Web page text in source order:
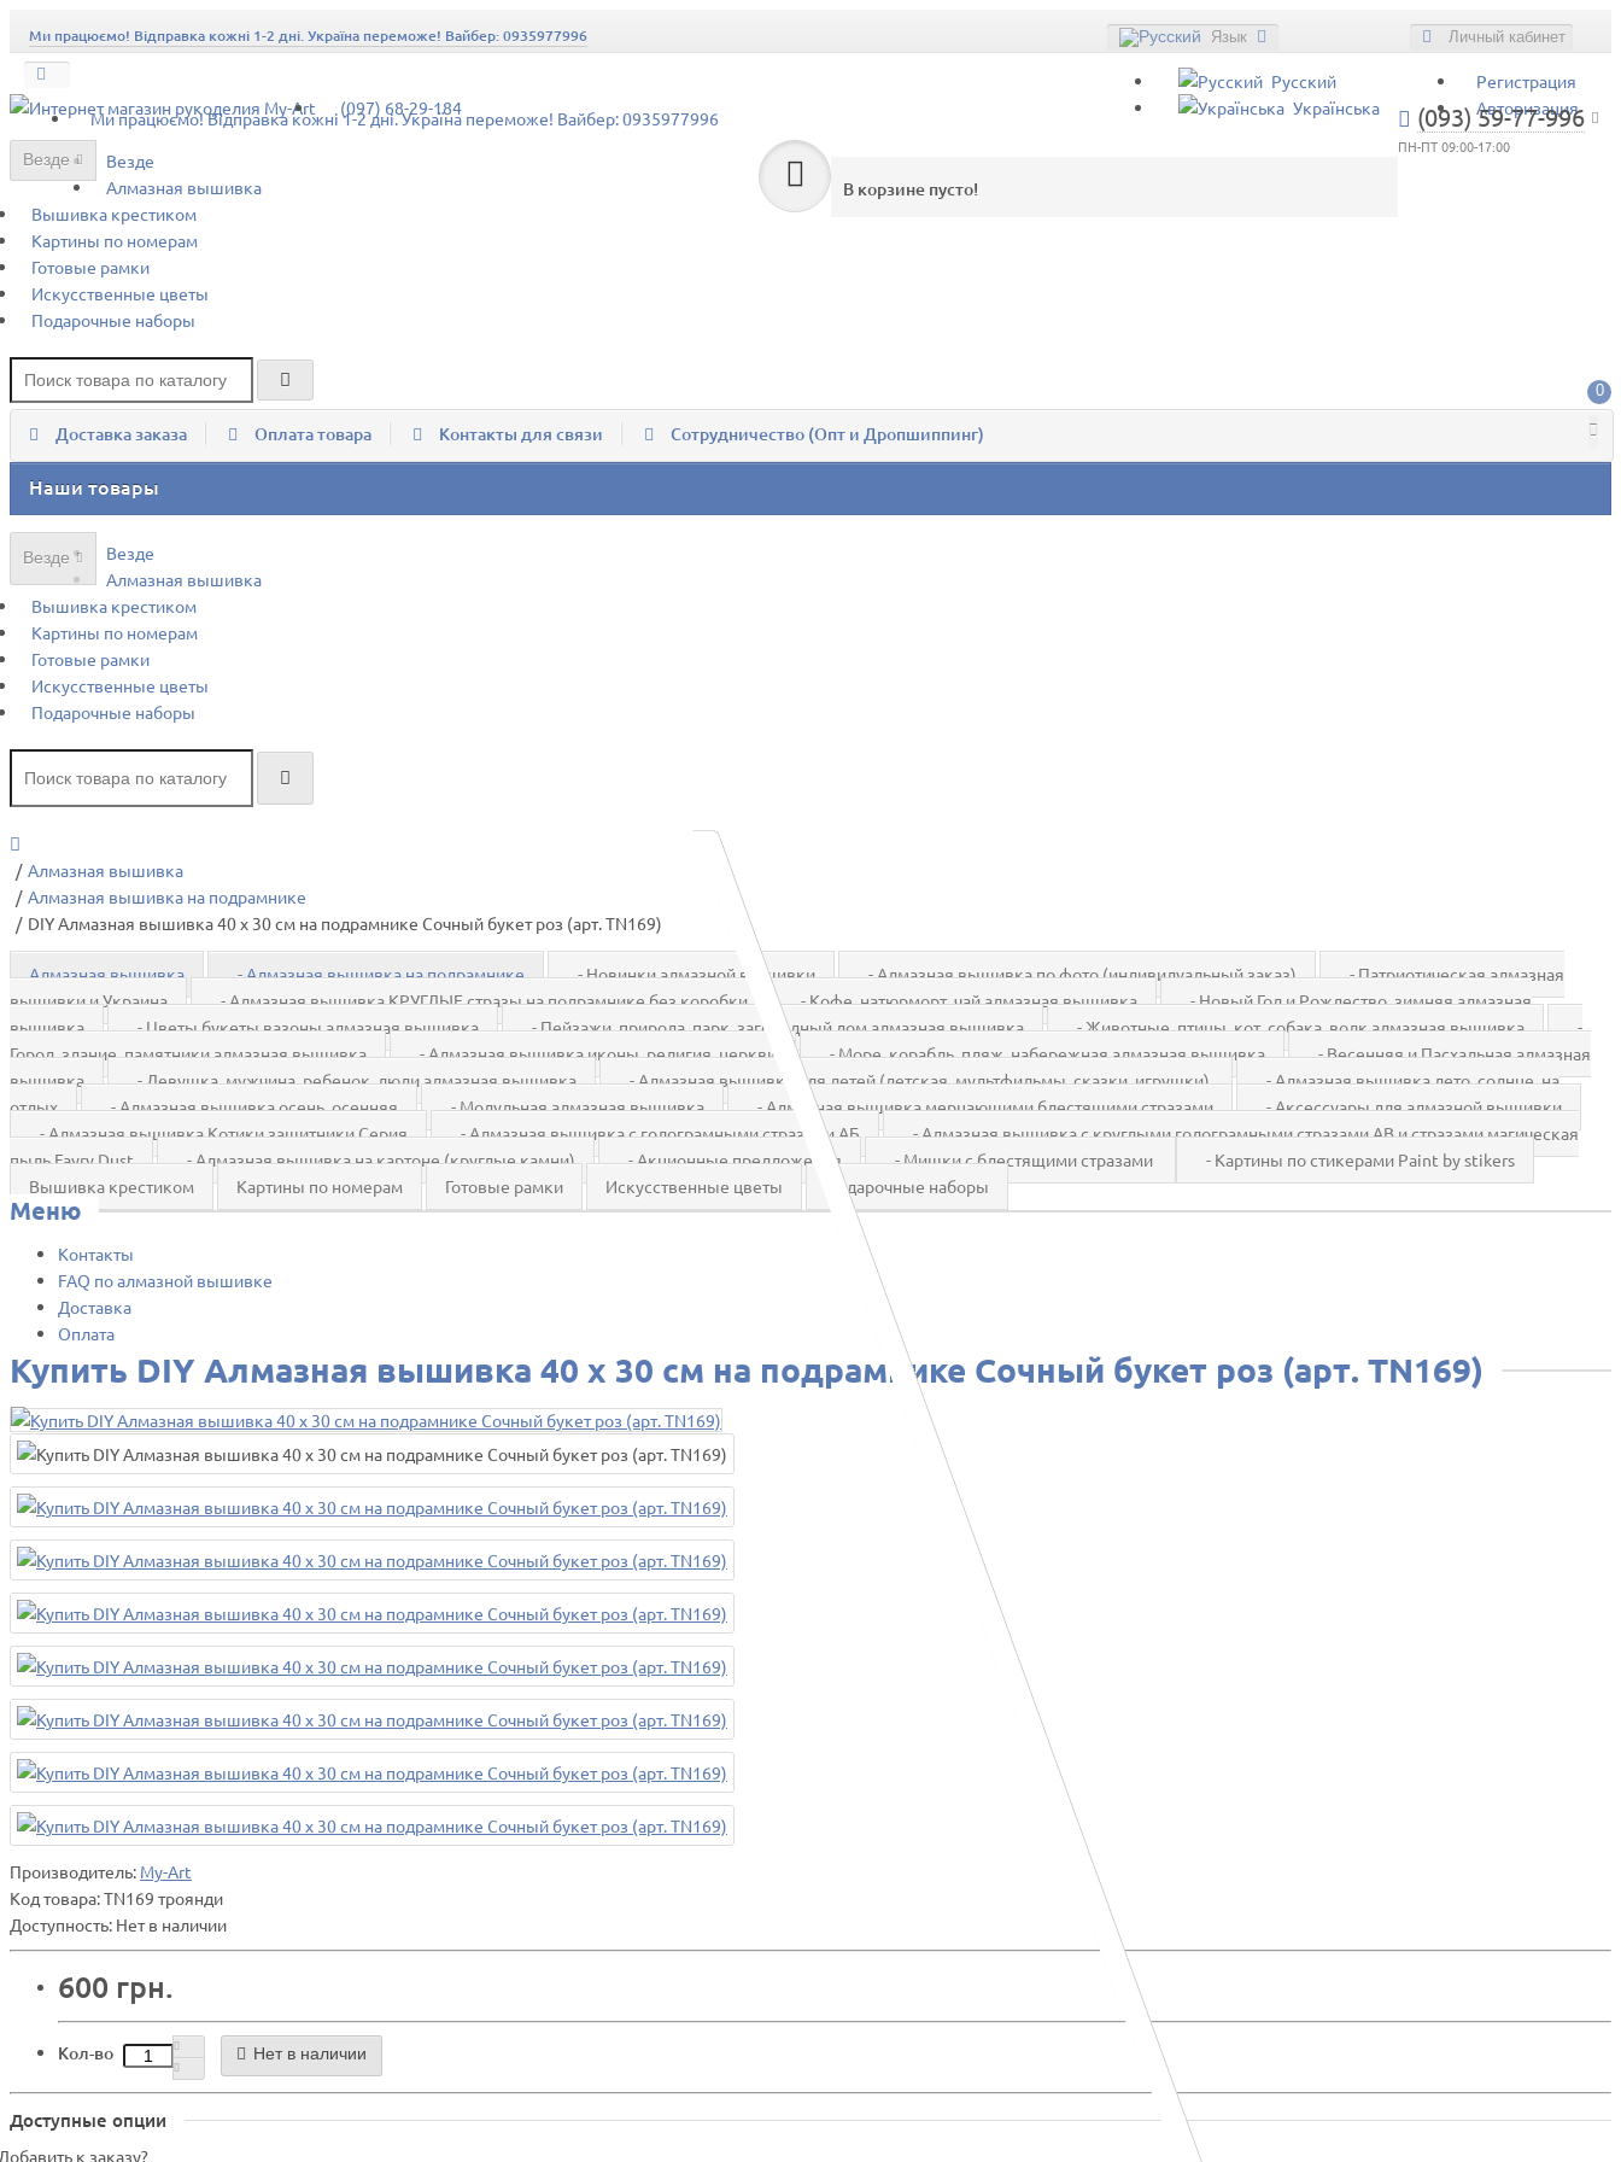
Личный кабинет
Регистрация
Авторизация
Язык
Русский
Українська
Ми працюємо! Відправка кожні 1-2 дні. Україна переможе! Вайбер: 0935977996
Ми працюємо! Відправка кожні 1-2 дні. Україна переможе! Вайбер: 0935977996 (093) 59-77-996
ПН-ПТ 09:00-17:00
(097) 68-29-184
0
В корзине пусто!
Везде
Везде
Алмазная вышивка
Вышивка крестиком
Картины по номерам
Готовые рамки
Искусственные цветы
Подарочные наборы
Доставка заказа Оплата товара Контакты для связи Сотрудничество (Опт и Дропшиппинг)
Наши товары
Везде
Везде
Алмазная вышивка
Вышивка крестиком
Картины по номерам
Готовые рамки
Искусственные цветы
Подарочные наборы
Алмазная вышивка
Алмазная вышивка на подрамнике
DIY Алмазная вышивка 40 х 30 см на подрамнике Сочный букет роз (арт. TN169)
Алмазная вышивка - Алмазная вышивка на подрамнике - Новинки алмазной вышивки - Алмазная вышивка по фото (индивидуальный заказ)
- Патриотическая алмазная
вышивки и Украина
- Алмазная вышивка КРУГЛЫЕ стразы на подрамнике без коробки - Кофе, натюрморт, чай алмазная вышивка
- Новый Год и Рождество, зимняя алмазная
вышивка
- Цветы букеты вазоны алмазная вышивка - Пейзажи, природа, парк, загородный дом алмазная вышивка - Животные, птицы, кот, собака, волк алмазная вышивка
-
Город, здание, памятники алмазная вышивка
- Алмазная вышивка иконы, религия, церкви - Море, корабль, пляж, набережная алмазная вышивка
- Весенняя и Пасхальная алмазная
вышивка
- Девушка, мужчина, ребенок, люди алмазная вышивка - Алмазная вышивка для детей (детская, мультфильмы, сказки, игрушки).
- Алмазная вышивка лето, солнце, на
отдых
- Алмазная вышивка осень, осенняя - Модульная алмазная вышивка - Алмазная вышивка мерцающими блестящими стразами
- Аксессуары для алмазной вышивки
- Алмазная вышивка Котики защитники Серия
- Алмазная вышивка с голограмными стразами АБ
- Алмазная вышивка с круглыми голограмными стразами AB и стразами магическая
пыль Fayry Dust
- Алмазная вышивка на картоне (круглые камни) - Акционные предложения - Мишки с блестящими стразами
- Картины по стикерами Paint by stikers
Вышивка крестиком
Картины по номерам Готовые рамки Искусственные цветы Подарочные наборы
Меню
Контакты
FAQ по алмазной вышивке
Доставка
Оплата
Купить DIY Алмазная вышивка 40 х 30 см на подрамнике Сочный букет роз (арт. TN169)
Производитель: My-Art
Код товара:TN169 троянди
Доступность: Нет в наличии
600 грн.
Кол-во Нет в наличии
Доступные опции
к заказу?